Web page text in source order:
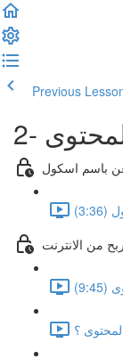
Previous
باسم اسكول
من الانترنت